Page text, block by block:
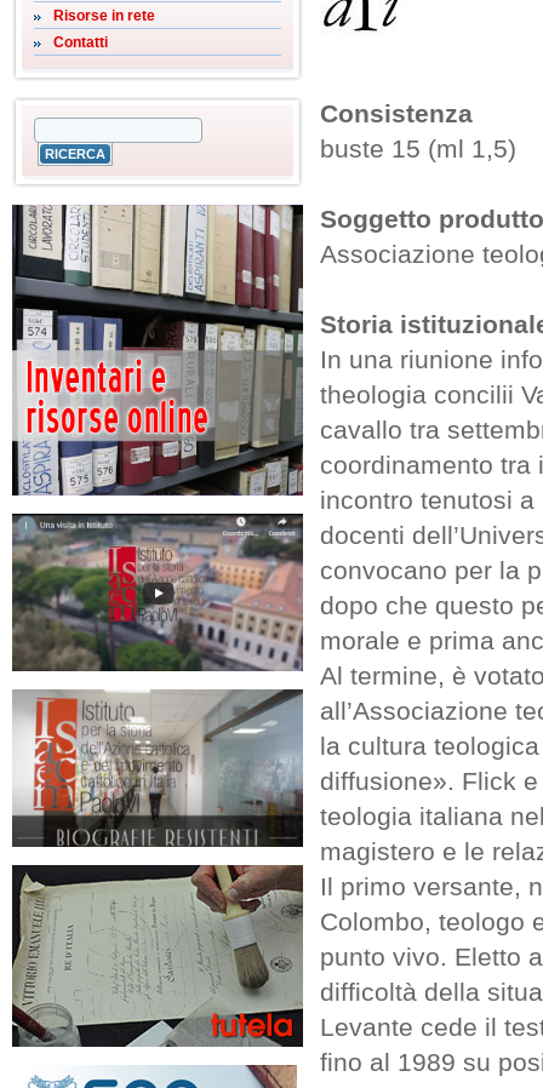
Risorse in rete
Contatti
Consistenza
buste 15 (ml 1,5)
Soggetto
Associazione
Storia
In una riunione
theologia concilii
cavallo tra
coordinamento tra
incontro tenutosi
docenti
convocano per la
dopo che questo
morale e prima
Al termine, è
all’Associazione
la cultura
diffusione». Flick
teologia italiana
magistero e le
Il primo versante,
Colombo, teologo
punto vivo. Eletto
difficoltà della
Levante cede il
fino al 1989 su